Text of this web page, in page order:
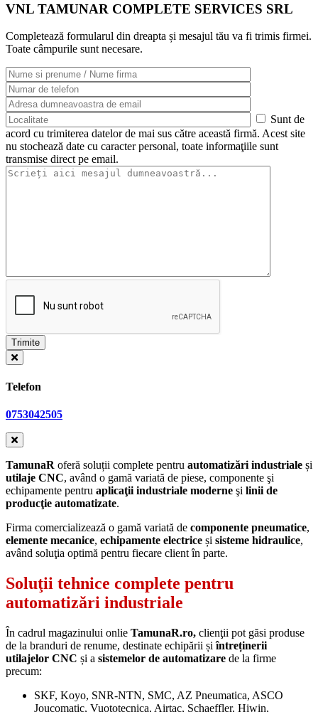
VNL TAMUNAR COMPLETE SERVICES SRL
Completează formularul din dreapta și mesajul tău va fi trimis firmei.
Toate câmpurile sunt necesare.
Sunt de
acord cu trimiterea datelor de mai sus către această firmă. Acest site
nu stochează date cu caracter personal, toate informaţiile sunt
transmise direct pe email.
Telefon
0753042505
TamunaR oferă soluții complete pentru automatizări industriale și
utilaje CNC, având o gamă variată de piese, componente şi
echipamente pentru aplicaţii industriale moderne şi linii de
producţie automatizate.
Firma comercializează o gamă variată de componente pneumatice,
elemente mecanice, echipamente electrice și sisteme hidraulice,
având soluţia optimă pentru fiecare client în parte.
Soluţii tehnice complete pentru
automatizări industriale
În cadrul magazinului onlie TamunaR.ro, clienţii pot găsi produse
de la branduri de renume, destinate echipării șiîntreținerii
utilajelor CNC și a sistemelor de automatizare de la firme
precum:
SKF, Koyo, SNR-NTN, SMC, AZ Pneumatica, ASCO
Joucomatic, Vuototecnica, Airtac, Schaeffler, Hiwin,